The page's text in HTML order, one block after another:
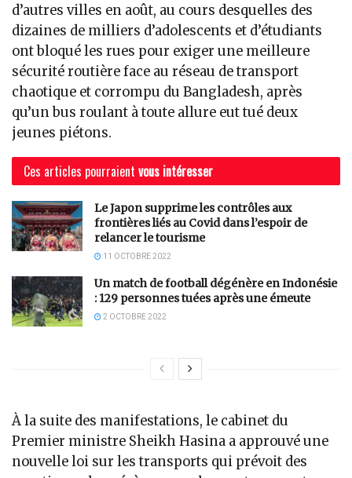
d’autres villes en août, au cours desquelles des
dizaines de milliers d’adolescents et d’étudiants
ont bloqué les rues pour exiger une meilleure
sécurité routière face au réseau de transport
chaotique et corrompu du Bangladesh, après
qu’un bus roulant à toute allure eut tué deux
jeunes piétons.
Ces articles pourraient vous intéresser
Le Japon supprime les contrôles aux
frontières liés au Covid dans l’espoir de
relancer le tourisme
11 OCTOBRE 2022
Un match de football dégénère en Indonésie
: 129 personnes tuées après une émeute
2 OCTOBRE 2022
À la suite des manifestations, le cabinet du
Premier ministre Sheikh Hasina a approuvé une
nouvelle loi sur les transports qui prévoit des